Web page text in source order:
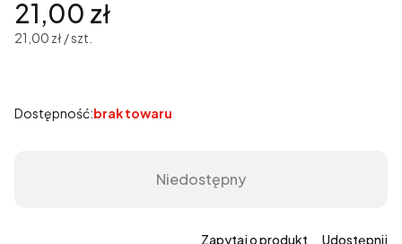
Cena
21,00 zł
21,00 zł / szt.
Dostępność:brak towaru
Niedostępny
Zapytaj o produkt Udostępnij